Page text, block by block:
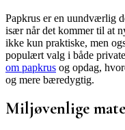
Papkrus er en uundværlig
især når det kommer til at
ikke kun praktiske, men
populært valg i både
om papkrus og opdag,
og mere bæredygtig.
Miljøvenlige